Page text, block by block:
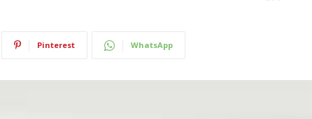
Pinterest WhatsApp